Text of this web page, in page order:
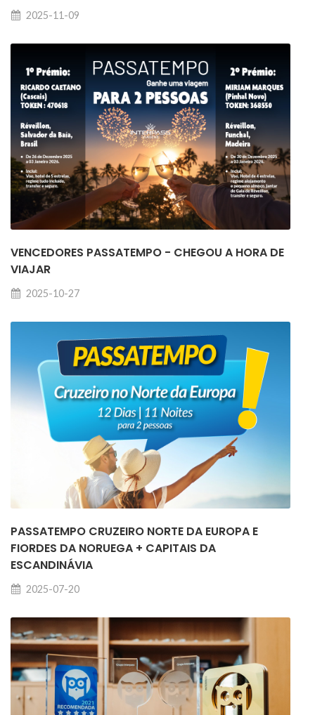
2025-11-09
VENCEDORES PASSATEMPO - CHEGOU A HORA DE
VIAJAR
2025-10-27
PASSATEMPO CRUZEIRO NORTE DA EUROPA E
FIORDES DA NORUEGA + CAPITAIS DA
ESCANDINÁVIA
2025-07-20